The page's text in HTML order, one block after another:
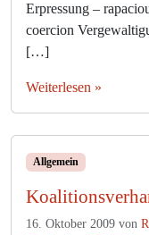
Erpressung –
coercion
[…]
Weiterlesen »
Allgemein
16. Oktober 2009 von